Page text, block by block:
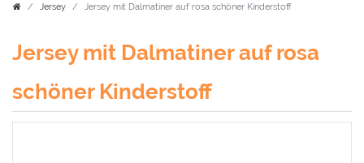
Jersey Jersey mit Dalmatiner auf rosa schöner Kinderstoff
Jersey mit Dalmatiner auf rosa
schöner Kinderstoff